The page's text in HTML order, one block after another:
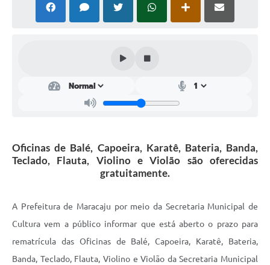
Serviços para o Servidor
Plano Municipal de Enfrentamento da Pandemia em
Decorrência de COVID-19 Educação - Adesão ao
Telefones Úteis
Oficinas de Balé, Capoeira, Karatê, Bateria, Banda,
Teclado, Flauta, Violino e Violão são oferecidas
gratuitamente.
A Prefeitura de Maracaju por meio da Secretaria Municipal de
Cultura vem a público informar que está aberto o prazo para
rematrícula das Oficinas de Balé, Capoeira, Karatê, Bateria,
Banda, Teclado, Flauta, Violino e Violão da Secretaria Municipal